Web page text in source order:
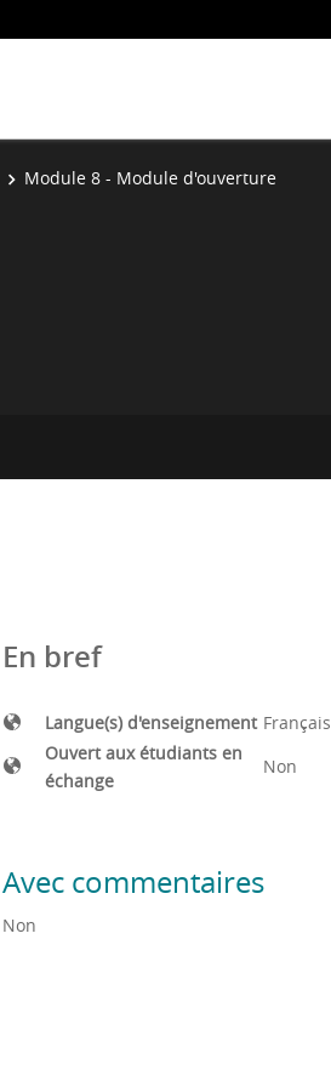
Module 8 - Module d'ouverture
En bref
Langue(s) d'enseignement Français
Ouvert aux étudiants en
échange
Non
Avec commentaires
Non